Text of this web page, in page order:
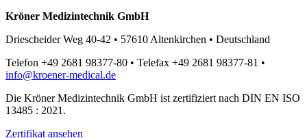
Kröner Medizintechnik GmbH
Driescheider Weg 40-42 • 57610 Altenkirchen • Deutschland
Telefon +49 2681 98377-80 • Telefax +49 2681 98377-81 •
info@kroener-medical.de
Die Kröner Medizintechnik GmbH ist zertifiziert nach DIN EN ISO
13485 : 2021.
Zertifikat ansehen